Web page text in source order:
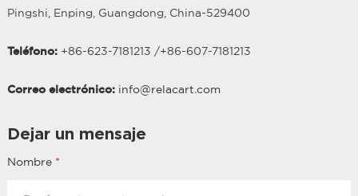
Pingshi, Enping, Guangdong, China-529400
Teléfono:+86-623-7181213 /+86-607-7181213
Correo electrónico: info@relacart.com
Dejar un mensaje
Nombre *